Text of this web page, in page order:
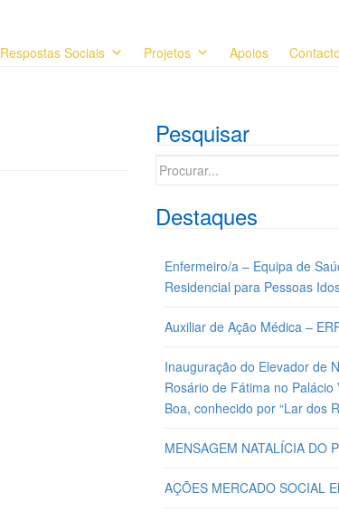
Respostas Sociais Projetos Apoios Contacto
Pesquisar
Search
Destaques
Enfermeiro/a – Equipa de
Residencial para Pessoas
Auxiliar de Ação Médica –
Inauguração do Elevador de
Rosário de Fátima no
Boa, conhecido por “Lar dos
MENSAGEM NATALÍCIA DO
AÇÕES MERCADO SOCIAL